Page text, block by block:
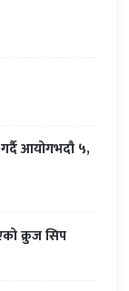
आयोगभदौ ५,
क्रुज सिप